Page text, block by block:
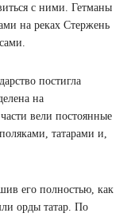
с ними. Гетманы
на реках Стержень
постигла
на
вели постоянные
татарами и,
его полностью, как
орды татар. По